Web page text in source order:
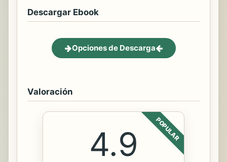
Descargar Ebook
Opciones de Descarga
Valoración
POPULAR
4.9